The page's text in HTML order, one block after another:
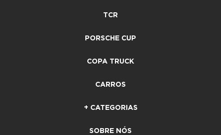
TCR
PORSCHE CUP
COPA TRUCK
CARROS
+ CATEGORIAS
SOBRE NÓS